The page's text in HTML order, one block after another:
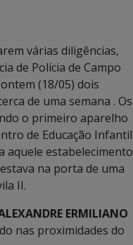
várias diligências,
de Polícia de Campo
(18/05) dois
de uma semana . Os
o primeiro aparelho
de Educação Infantil
aquele estabelecimento
na porta de uma
II.
ERMILIANO
nas proximidades do